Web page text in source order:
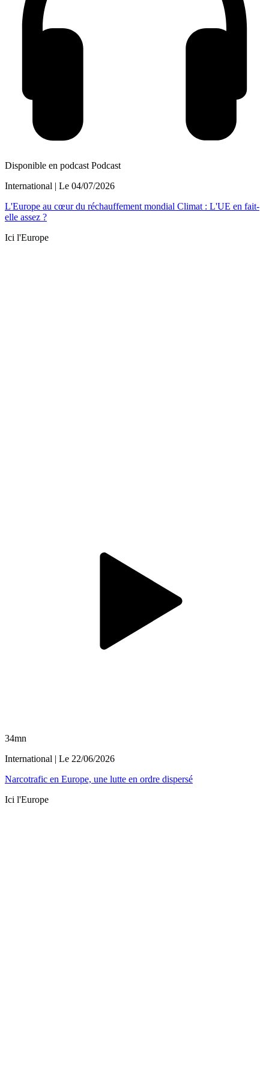
Disponible en podcast Podcast
International | Le 04/07/2026
L'Europe au cœur du réchauffement mondial Climat : L'UE en fait-
elle assez ?
Ici l'Europe
34mn
International | Le 22/06/2026
Narcotrafic en Europe, une lutte en ordre dispersé
Ici l'Europe